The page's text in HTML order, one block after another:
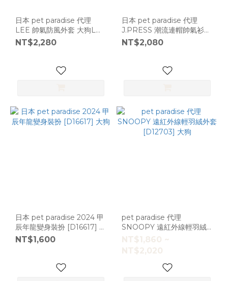
日本 pet paradise 代理
LEE 帥氣防風外套 大狗L
[D4573]
NT$2,280
日本 pet paradise 代理
J.PRESS 潮流連帽帥氣衫
大狗L [D4197]
NT$2,080
日本 pet paradise 2024 甲
辰年龍變身裝扮 [D16617] 大
狗
NT$1,600
pet paradise 代理
SNOOPY 遠紅外線輕羽絨
外套 [D12703] 大狗
NT$1,860 ~
NT$2,020